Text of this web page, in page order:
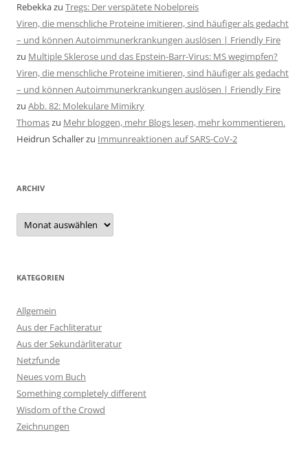
Rebekkazu Tregs: Der verspätete Nobelpreis
Viren, die menschliche Proteine imitieren, sind häufiger als gedacht
– und können Autoimmunerkrankungen auslösen | Friendly Fire
zu Multiple Sklerose und das Epstein-Barr-Virus: MS wegimpfen?
Viren, die menschliche Proteine imitieren, sind häufiger als gedacht
– und können Autoimmunerkrankungen auslösen | Friendly Fire
zu Abb. 82: Molekulare Mimikry
Thomaszu Mehr bloggen, mehr Blogs lesen, mehr kommentieren.
Heidrun Schallerzu Immunreaktionen auf SARS-CoV-2
ARCHIV
Archiv
KATEGORIEN
Allgemein
Aus der Fachliteratur
Aus der Sekundärliteratur
Netzfunde
Neues vom Buch
Something completely different
Wisdom of the Crowd
Zeichnungen